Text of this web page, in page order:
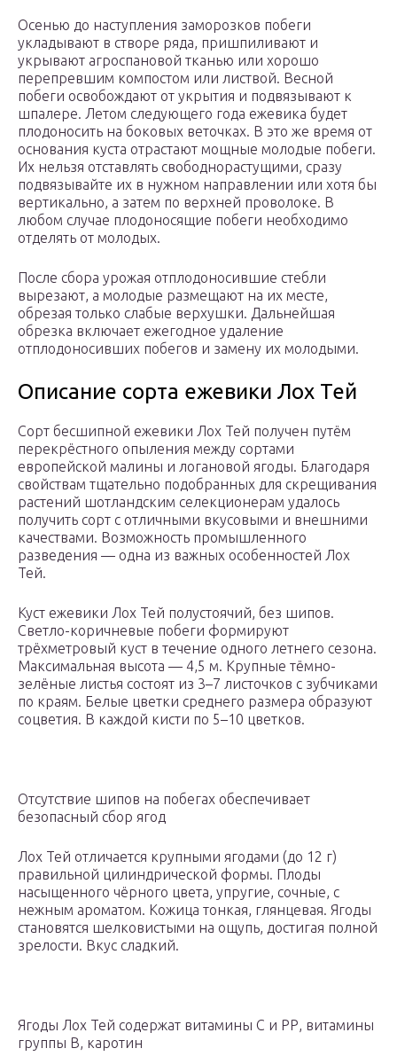
Осенью до наступления заморозков побеги
укладывают в створе ряда, пришпиливают и
укрывают агроспановой тканью или хорошо
перепревшим компостом или листвой. Весной
побеги освобождают от укрытия и подвязывают к
шпалере. Летом следующего года ежевика будет
плодоносить на боковых веточках. В это же время от
основания куста отрастают мощные молодые побеги.
Их нельзя отставлять свободнорастущими, сразу
подвязывайте их в нужном направлении или хотя бы
вертикально, а затем по верхней проволоке. В
любом случае плодоносящие побеги необходимо
отделять от молодых.
После сбора урожая отплодоносившие стебли
вырезают, а молодые размещают на их месте,
обрезая только слабые верхушки. Дальнейшая
обрезка включает ежегодное удаление
отплодоносивших побегов и замену их молодыми.
Описание сорта ежевики Лох Тей
Сорт бесшипной ежевики Лох Тей получен путём
перекрёстного опыления между сортами
европейской малины и логановой ягоды. Благодаря
свойствам тщательно подобранных для скрещивания
растений шотландским селекционерам удалось
получить сорт с отличными вкусовыми и внешними
качествами. Возможность промышленного
разведения — одна из важных особенностей Лох
Тей.
Куст ежевики Лох Тей полустоячий, без шипов.
Светло-коричневые побеги формируют
трёхметровый куст в течение одного летнего сезона.
Максимальная высота — 4,5 м. Крупные тёмно-
зелёные листья состоят из 3–7 листочков с зубчиками
по краям. Белые цветки среднего размера образуют
соцветия. В каждой кисти по 5–10 цветков.
Отсутствие шипов на побегах обеспечивает
безопасный сбор ягод
Лох Тей отличается крупными ягодами (до 12 г)
правильной цилиндрической формы. Плоды
насыщенного чёрного цвета, упругие, сочные, с
нежным ароматом. Кожица тонкая, глянцевая. Ягоды
становятся шелковистыми на ощупь, достигая полной
зрелости. Вкус сладкий.
Ягоды Лох Тей содержат витамины С и РР, витамины
группы В, каротин